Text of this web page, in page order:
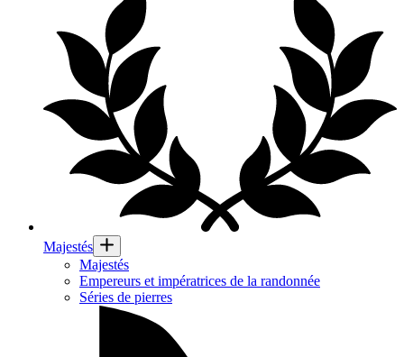
Majestés
Majestés
Empereurs et impératrices de la randonnée
Séries de pierres